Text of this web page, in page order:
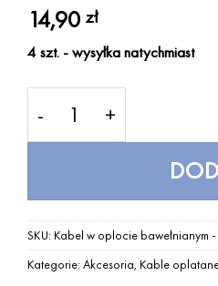
14,90zł
4 szt. - wysyłka natychmiast
ilość Kabel w oplocie
SKU: Kabel w oplocie bawełnianym -
Kategorie: Akcesoria, Kable